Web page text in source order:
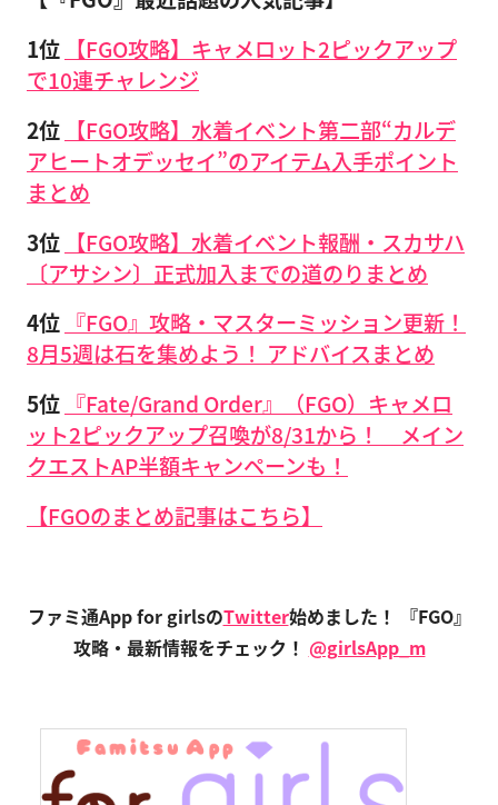
1位 【FGO攻略】キャメロット2ピックアップ
で10連チャレンジ
2位 【FGO攻略】水着イベント第二部“カルデ
アヒートオデッセイ”のアイテム入手ポイント
まとめ
3位 【FGO攻略】水着イベント報酬・スカサハ
〔アサシン〕正式加入までの道のりまとめ
4位 『FGO』攻略・マスターミッション更新！
8月5週は石を集めよう！ アドバイスまとめ
5位 『Fate/Grand Order』（FGO）キャメロ
ット2ピックアップ召喚が8/31から！ メイン
クエストAP半額キャンペーンも！
【FGOのまとめ記事はこちら】
ファミ通App for girlsのTwitter始めました！
『FGO』
攻略・最新情報をチェック！ @girlsApp_m